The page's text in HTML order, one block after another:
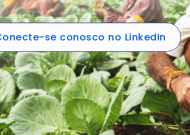
se conosco no LinkedIn